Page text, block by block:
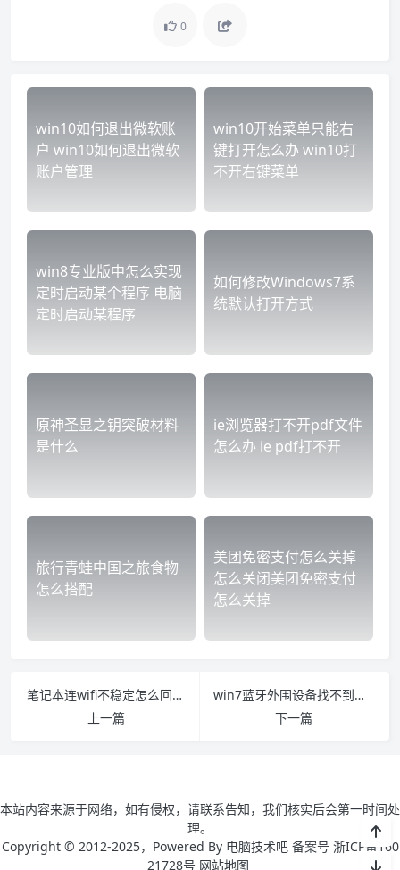
0
win10如何退出微软账
户 win10如何退出微软
账户管理
win10开始菜单只能右
键打开怎么办 win10打
不开右键菜单
win8专业版中怎么实现
定时启动某个程序 电脑
定时启动某程序
如何修改Windows7系
统默认打开方式
原神圣显之钥突破材料
是什么
ie浏览器打不开pdf文件
怎么办 ie pdf打不开
旅行青蛙中国之旅食物
怎么搭配
美团免密支付怎么关掉
怎么关闭美团免密支付
怎么关掉
笔记本连wifi不稳定怎么回事 为什么笔记本连wifi不稳定
上一篇
win7蓝牙外围设备找不到驱动程序怎么办 win7蓝牙外围设备驱动安装失败
下一篇
本站内容来源于网络，如有侵权，请联系告知，我们核实后会第一时间处
理。
Copyright © 2012-2025，Powered By 电脑技术吧 备案号 浙ICP备160
21728号 网站地图